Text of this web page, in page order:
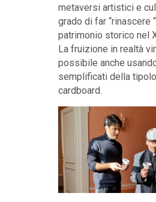
metaversi artistici e
grado di far “rinascere
patrimonio storico nel
La fruizione in realtà
possibile anche
semplificati della
cardboard.